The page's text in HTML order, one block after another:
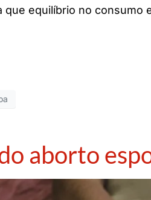
que equilíbrio no
aborto